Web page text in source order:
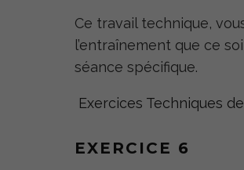
Ce travail technique,
l’entraînement que ce
séance spécifique.
Exercices Techniques
EXERCICE 6